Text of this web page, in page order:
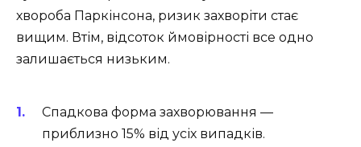
хвороба Паркінсона, ризик захворіти стає
вищим. Втім, відсоток ймовірності все одно
залишається низьким.
Спадкова форма захворювання —
приблизно 15% від усіх випадків.